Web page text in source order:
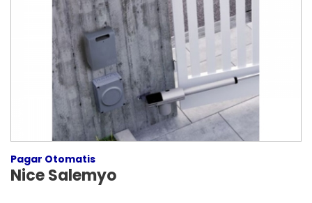
Pagar Otomatis
Nice Salemyo